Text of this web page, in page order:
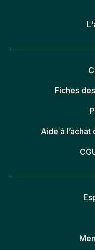
Fiches
Aide à l’achat